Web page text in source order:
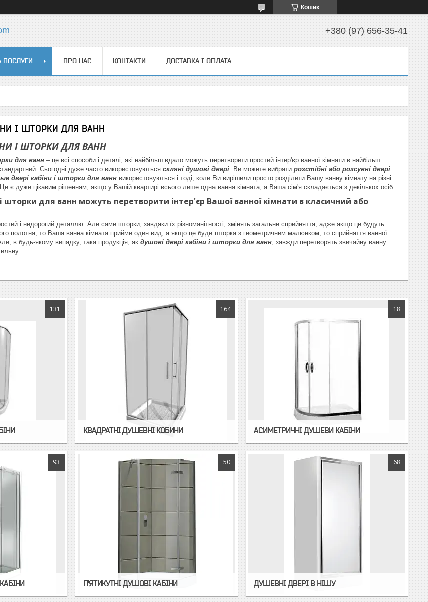
Кошик
+380 (97) 656-35-41
ПОСЛУГИ ПРО НАС КОНТАКТИ ДОСТАВКА І ОПЛАТА
І ШТОРКИ ДЛЯ ВАНН
І ШТОРКИ ДЛЯ ВАНН
для ванн – це всі способи і деталі, які найбільш вдало можуть перетворити простий інтер'єр ванної кімнати в найбільш
Сьогодні дуже часто використовуються скляні душові двері. Ви можете вибрати розстібні або розсувні двері
двері кабіни і шторки для ванн використовуються і тоді, коли Ви вирішили просто розділити Вашу ванну кімнату на різні
Це є дуже цікавим рішенням, якщо у Вашій квартирі всього лише одна ванна кімната, а Ваша сім'я складається з декількох осіб.
шторки для ванн можуть перетворити інтер'єр Вашої ванної кімнати в класичний або
і недорогий деталлю. Але саме шторки, завдяки їх різноманітності, змінять загальне сприйняття, адже якщо це будуть
полотна, то Ваша ванна кімната прийме один вид, а якщо це буде шторка з геометричним малюнком, то сприйняття ванної
в будь-якому випадку, така продукція, як душові двері кабіни і шторки для ванн, завжди перетворять звичайну ванну
131 164
КВАДРАТНІ ДУШЕВНІ КОБИНИ
18
АСИМЕТРИЧНІ ДУШЕВИ КАБІНИ
93 50
П'ЯТИКУТНІ ДУШОВІ КАБІНИ
68
ДУШЕВНІ ДВЕРІ В НІШУ